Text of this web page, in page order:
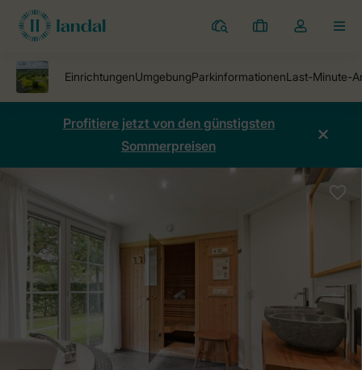
Ferienparks
Meine
Dropdown-
öffnen
Profitiere jetzt von den günstigsten
Sommerpreisen